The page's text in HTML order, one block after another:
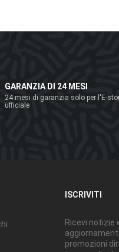
GARANZIA DI 24 MESI
24 mesi di garanzia solo per l'E-
ufficiale
ISCRIVITI
Ricevi notizie
promozioni